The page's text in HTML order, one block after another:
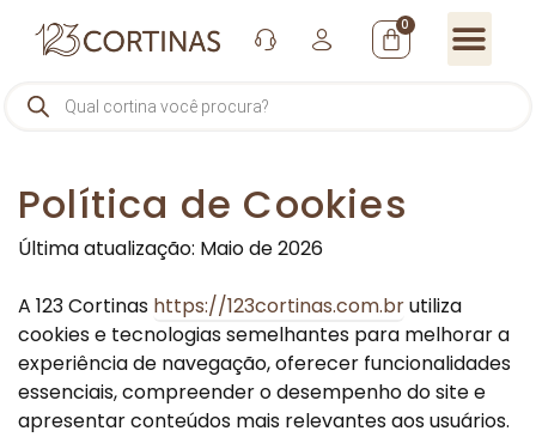
0
Política de Cookies
Última atualização: Maio de 2026
A 123 Cortinas https://123cortinas.com.brutiliza
cookies e tecnologias semelhantes para melhorar a
experiência de navegação, oferecer funcionalidades
essenciais, compreender o desempenho do site e
apresentar conteúdos mais relevantes aos usuários.